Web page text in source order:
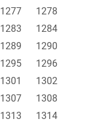
1277
1278
1283
1284
1289
1290
1295
1296
1301
1302
1307
1308
1313
1314